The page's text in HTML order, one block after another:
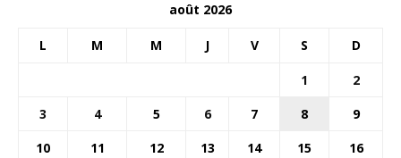
août 2026
L M M J V S D
1
2
3
4 5 6 7 8
9
10
11 12 13 14 15
16